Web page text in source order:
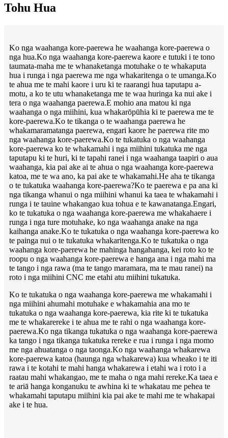
Tohu Hua
Ko nga waahanga kore-paerewa he waahanga kore-paerewa o
nga hua.Ko nga waahanga kore-paerewa kaore e tutuki i te tono
taumata-maha me te whanaketanga motuhake o te whakaputa
hua i runga i nga paerewa me nga whakaritenga o te umanga.Ko
te ahua me te mahi kaore i uru ki te raarangi hua taputapu a-
motu, a ko te utu whanaketanga me te waa huringa ka nui ake i
tera o nga waahanga paerewa.E mohio ana matou ki nga
waahanga o nga miihini, kua whakarōpūhia ki te paerewa me te
kore-paerewa.Ko te tikanga o te waahanga paerewa he
whakamaramatanga paerewa, engari kaore he paerewa rite mo
nga waahanga kore-paerewa.Ko te tukatuka o nga waahanga
kore-paerewa ko te whakamahi i nga miihini tukatuka me nga
taputapu ki te huri, ki te tapahi ranei i nga waahanga taapiri o aua
waahanga, kia pai ake ai te ahua o nga waahanga kore-paerewa
katoa, me te wa ano, ka pai ake te whakamahi.He aha te tikanga
o te tukatuka waahanga kore-paerewa?Ko te paerewa e pa ana ki
nga tikanga whanui o nga miihini whanui ka taea te whakamahi i
runga i te tauine whakangao kua tohua e te kawanatanga.Engari,
ko te tukatuka o nga waahanga kore-paerewa me whakahaere i
runga i nga ture motuhake, ko nga waahanga anake na nga
kaihanga anake.Ko te tukatuka o nga waahanga kore-paerewa ko
te painga nui o te tukatuka whakaritenga.Ko te tukatuka o nga
waahanga kore-paerewa he mahinga hangahanga, kei roto ko te
roopu o nga waahanga kore-paerewa e hanga ana i nga mahi ma
te tango i nga rawa (ma te tango maramara, ma te mau ranei) na
roto i nga miihini CNC me etahi atu miihini tukatuka.
Ko te tukatuka o nga waahanga kore-paerewa me whakamahi i
nga miihini ahumahi motuhake e whakamahia ana mo te
tukatuka o nga waahanga kore-paerewa, kia rite ki te tukatuka
me te whakarereke i te ahua me te rahi o nga waahanga kore-
paerewa.Ko nga tikanga tukatuka o nga waahanga kore-paerewa
ka tango i nga tikanga tukatuka rereke e rua i runga i nga momo
me nga ahuatanga o nga taonga.Ko nga waahanga whakarewa
kore-paerewa katoa (haunga nga whakarewa) kua wheako i te iti
rawa i te kotahi te mahi hanga whakarewa i etahi wa i roto i a
raatau mahi whakangao, me te maha o nga mahi rereke.Ka taea e
te ariā hanga konganuku te awhina ki te whakatau me pehea te
whakamahi taputapu miihini kia pai ake te mahi me te whakapai
ake i te hua.